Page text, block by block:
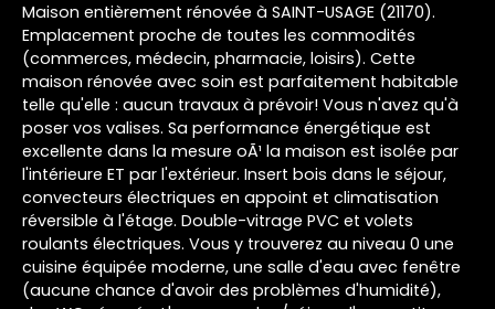
Maison entièrement rénovée à SAINT-USAGE (21170).
Emplacement proche de toutes les commodités
(commerces, médecin, pharmacie, loisirs). Cette
maison rénovée avec soin est parfaitement habitable
telle qu'elle : aucun travaux à prévoir! Vous n'avez qu'à
poser vos valises. Sa performance énergétique est
excellente dans la mesure oÃ¹ la maison est isolée par
l'intérieure ET par l'extérieur. Insert bois dans le séjour,
convecteurs électriques en appoint et climatisation
réversible à l'étage. Double-vitrage PVC et volets
roulants électriques. Vous y trouverez au niveau 0 une
cuisine équipée moderne, une salle d'eau avec fenêtre
(aucune chance d'avoir des problèmes d'humidité),